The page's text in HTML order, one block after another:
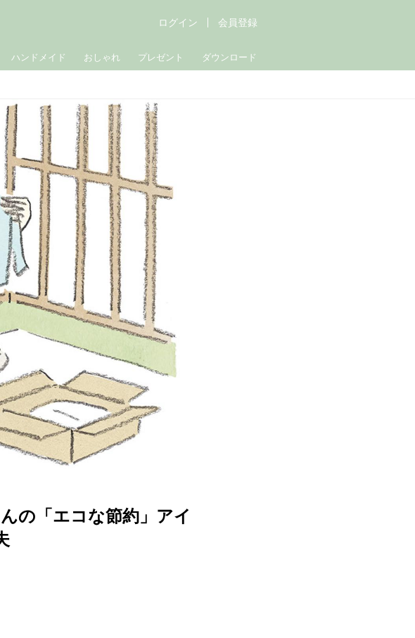
ハンドメイド おしゃれ プレゼント ダウンロード
ログイン 会員登録
の「エコな節約」アイ